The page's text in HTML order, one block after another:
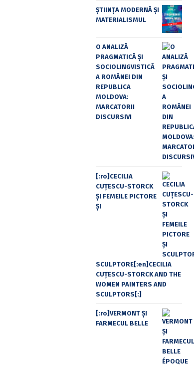
ȘTIINȚA MODERNĂ ȘI
MATERIALISMUL
O ANALIZĂ
PRAGMATICĂ ȘI
SOCIOLINGVISTICĂ
A ROMÂNEI DIN
REPUBLICA
MOLDOVA:
MARCATORII
DISCURSIVI
[:ro]CECILIA
CUŢESCU-STORCK
ŞI FEMEILE PICTORE
ŞI
SCULPTORE[:en]CECILIA
CUŢESCU-STORCK AND THE
WOMEN PAINTERS AND
SCULPTORS[:]
[:ro]VERMONT ȘI
FARMECUL BELLE